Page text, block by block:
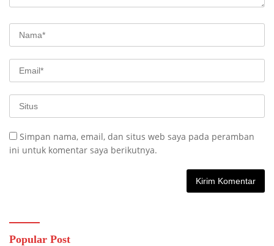
Simpan nama, email, dan situs web saya pada peramban
ini untuk komentar saya berikutnya.
Popular Post